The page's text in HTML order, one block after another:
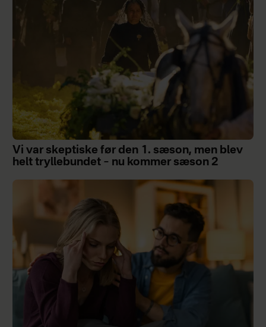
Vi var skeptiske før den 1. sæson, men blev
helt tryllebundet – nu kommer sæson 2